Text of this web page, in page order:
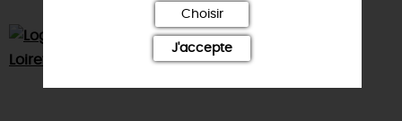
Choisir
J'accepte